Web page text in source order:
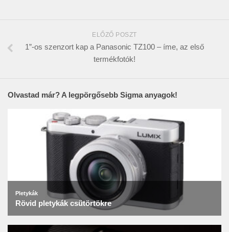
ELŐZŐ POSZT
1”-os szenzort kap a Panasonic TZ100 – íme, az első
termékfotók!
Olvastad már? A legpörgősebb Sigma anyagok!